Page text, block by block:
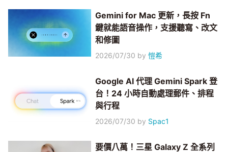
Gemini for Mac 更新，長按 Fn
鍵就能語音操作，支援聽寫、改文
和修圖
2026/07/30 by愷希
Google AI 代理 Gemini Spark 登
台！24 小時自動處理郵件、排程
與行程
2026/07/30 by Spac1
要價八萬！三星 Galaxy Z 全系列